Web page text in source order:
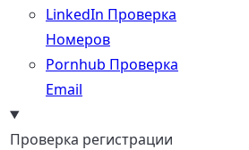
LinkedIn Проверка
Номеров
Pornhub Проверка
Email
Проверка регистрации